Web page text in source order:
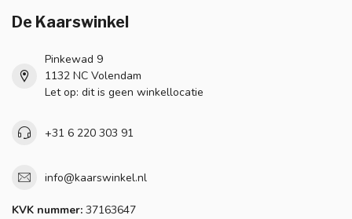
De Kaarswinkel
Pinkewad 9
1132 NC Volendam
Let op: dit is geen winkellocatie
+31 6 220 303 91
info@kaarswinkel.nl
KVK nummer: 37163647